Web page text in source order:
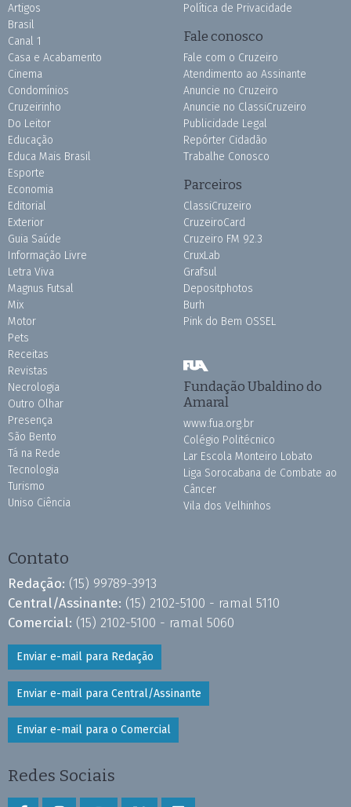
Artigos
Brasil
Canal 1
Casa e Acabamento
Cinema
Condomínios
Cruzeirinho
Do Leitor
Educação
Educa Mais Brasil
Esporte
Economia
Editorial
Exterior
Guia Saúde
Informação Livre
Letra Viva
Magnus Futsal
Mix
Motor
Pets
Receitas
Revistas
Necrologia
Outro Olhar
Presença
São Bento
Tá na Rede
Tecnologia
Turismo
Uniso Ciência
Política de Privacidade
Fale conosco
Fale com o Cruzeiro
Atendimento ao Assinante
Anuncie no Cruzeiro
Anuncie no ClassiCruzeiro
Publicidade Legal
Repórter Cidadão
Trabalhe Conosco
Parceiros
ClassiCruzeiro
CruzeiroCard
Cruzeiro FM 92.3
CruxLab
Grafsul
Depositphotos
Burh
Pink do Bem OSSEL
Fundação Ubaldino do
Amaral
www.fua.org.br
Colégio Politécnico
Lar Escola Monteiro Lobato
Liga Sorocabana de Combate ao
Câncer
Vila dos Velhinhos
Contato
Redação: (15) 99789-3913
Central/Assinante: (15) 2102-5100 - ramal 5110
Comercial: (15) 2102-5100 - ramal 5060
Enviar e-mail para Redação
Enviar e-mail para Central/Assinante
Enviar e-mail para o Comercial
Redes Sociais